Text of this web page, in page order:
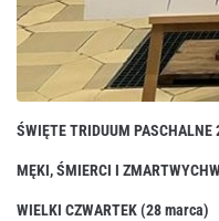
ŚWIĘTE TRIDUUM PASCHALNE
MĘKI, ŚMIERCI I
WIELKI CZWARTEK (28 marca)